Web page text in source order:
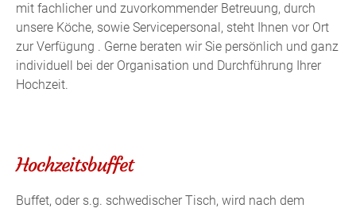
mit fachlicher und zuvorkommender Betreuung, durch
unsere Köche, sowie Servicepersonal, steht Ihnen vor Ort
zur Verfügung . Gerne beraten wir Sie persönlich und ganz
individuell bei der Organisation und Durchführung Ihrer
Hochzeit.
Hochzeitsbuffet
Buffet, oder s.g. schwedischer Tisch, wird nach dem